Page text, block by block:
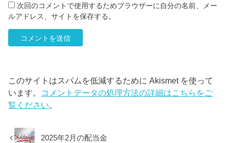
次回のコメントで使用するためブラウザーに自分の名前、メー
ルアドレス、サイトを保存する。
このサイトはスパムを低減するために Akismet を使って
います。 コメントデータの処理方法の詳細はこちらをご
覧ください。
2025年2月の配当金